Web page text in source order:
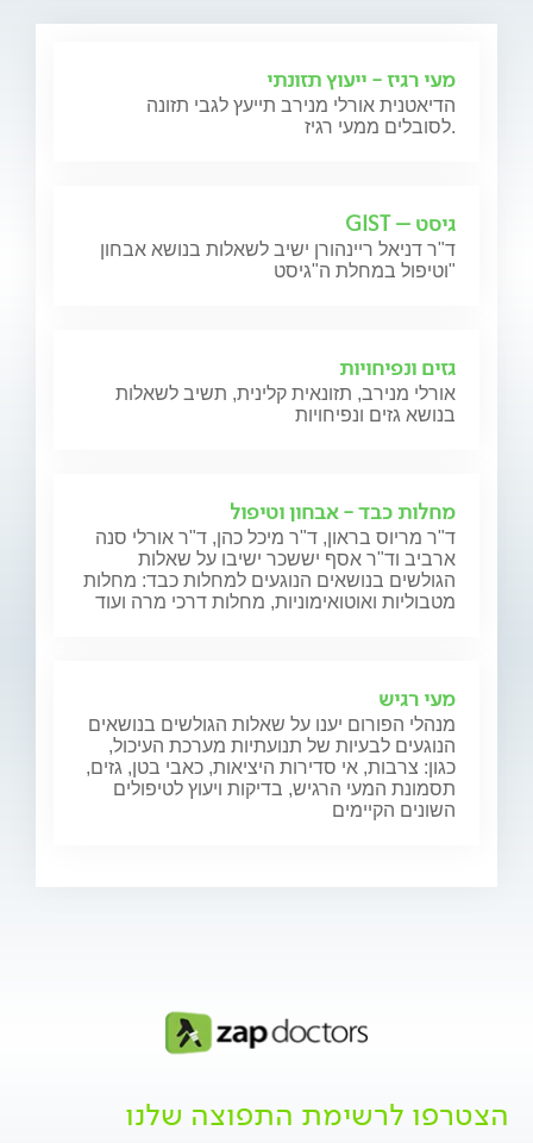
מעי רגיז - ייעוץ תזונתי
הדיאטנית אורלי מנירב תייעץ לגבי תזונה
לסובלים ממעי רגיז.
גיסט – GIST
ד"ר דניאל ריינהורן ישיב לשאלות בנושא אבחון
וטיפול במחלת ה"גיסט"
גזים ונפיחויות
אורלי מנירב, תזונאית קלינית, תשיב לשאלות
בנושא גזים ונפיחויות
מחלות כבד - אבחון וטיפול
ד"ר מריוס בראון, ד"ר מיכל כהן, ד"ר אורלי סנה
ארביב וד"ר אסף יששכר ישיבו על שאלות
הגולשים בנושאים הנוגעים למחלות כבד: מחלות
מטבוליות ואוטואימוניות, מחלות דרכי מרה ועוד
מעי רגיש
מנהלי הפורום יענו על שאלות הגולשים בנושאים
הנוגעים לבעיות של תנועתיות מערכת העיכול,
כגון: צרבות, אי סדירות היציאות, כאבי בטן, גזים,
תסמונת המעי הרגיש, בדיקות ויעוץ לטיפולים
השונים הקיימים
הצטרפו לרשימת התפוצה שלנו